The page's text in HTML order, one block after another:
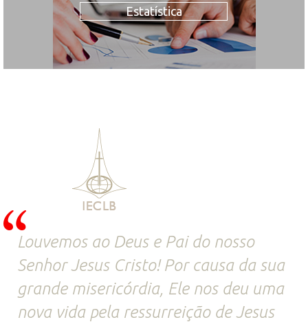
Estatística
Louvemos ao Deus e Pai do nosso
Senhor Jesus Cristo! Por causa da sua
grande misericórdia, Ele nos deu uma
nova vida pela ressurreição de Jesus